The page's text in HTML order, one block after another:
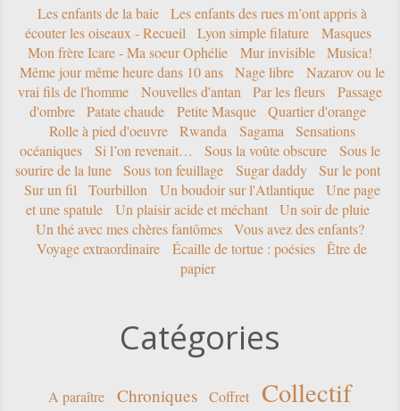
Les enfants de la baie
Les enfants des rues m’ont appris à
écouter les oiseaux - Recueil
Lyon simple filature
Masques
Mon frère Icare - Ma soeur Ophélie
Mur invisible
Musica!
Même jour même heure dans 10 ans
Nage libre
Nazarov ou le
vrai fils de l'homme
Nouvelles d'antan Par les fleurs
Passage
d'ombre
Patate chaude Petite Masque
Quartier d'orange
Rolle à pied d'oeuvre
Rwanda Sagama
Sensations
océaniques
Si l’on revenait… Sous la voûte obscure
Sous le
sourire de la lune
Sous ton feuillage Sugar daddy
Sur le pont
Sur un fil
Tourbillon Un boudoir sur l'Atlantique
Une page
et une spatule
Un plaisir acide et méchant
Un soir de pluie
Un thé avec mes chères fantômes
Vous avez des enfants?
Voyage extraordinaire
Écaille de tortue : poésies
Être de
papier
Catégories
A paraître Chroniques Coffret
Collectif